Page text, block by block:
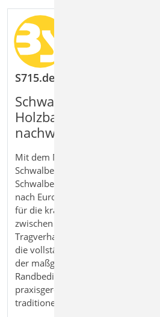
S715.de Holz-
Holzbau sicher
nachweisen
Mit dem Modul S715.de Holz-
Schwalbenschwanzverbindung
Schwalbenschwanz-
nach Eurocode 5. Diese klassische
für die kraftschlüssige
zwischen Bauteilen eingesetzt und
Tragverhalten abgebildet werden.
die vollständige Nachweisführung
der maßgebenden
Randbedingungen. So erhalten Sie
praxisgerechte Lösung für die
traditionellen Holzverbindung.